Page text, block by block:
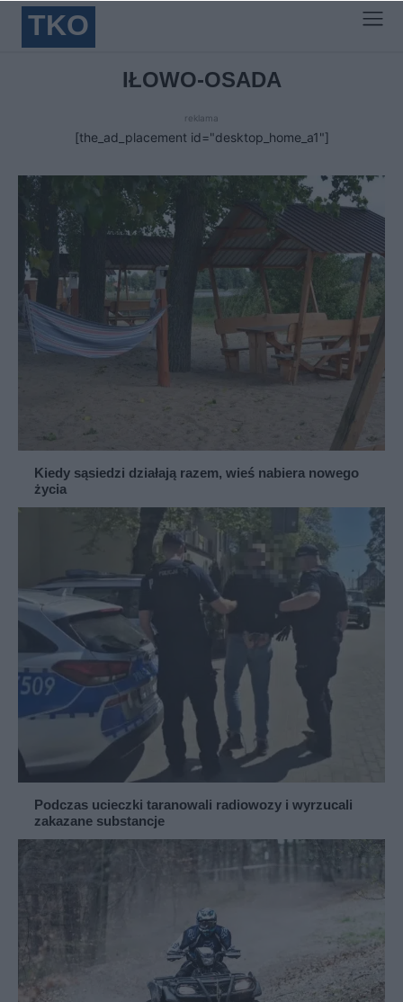
TKO
IŁOWO-OSADA
reklama
[the_ad_placement id="desktop_home_a1"]
Kiedy sąsiedzi działają razem, wieś nabiera nowego
życia
Podczas ucieczki taranowali radiowozy i wyrzucali
zakazane substancje